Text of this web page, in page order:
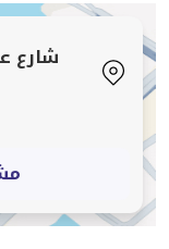
مـــــحتـــــاج
الـــــمــــــوضــــحـــــه
[تم إخفاء بيانات
شارع